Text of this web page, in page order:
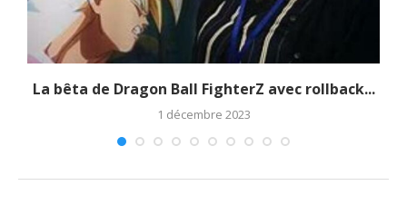
La bêta de Dragon Ball FighterZ avec rollback...
1 décembre 2023